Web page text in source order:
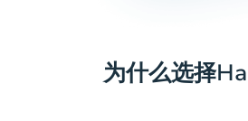
为什么选择